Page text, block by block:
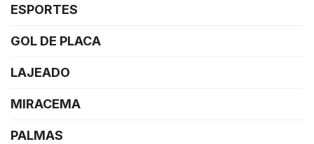
ESPORTES
GOL DE PLACA
LAJEADO
MIRACEMA
PALMAS